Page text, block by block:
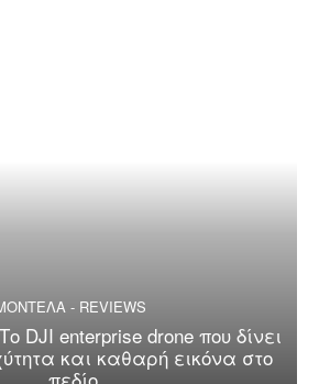
- REVIEWS
DJI enterprise drone που δίνει
και καθαρή εικόνα στο